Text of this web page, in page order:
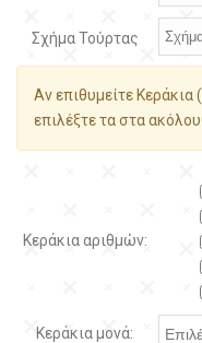
Σχήμα Τούρτας
Αν επιθυμείτε
επιλέξτε τα στα
Κεράκια αριθμών:
Κεράκια μονά: